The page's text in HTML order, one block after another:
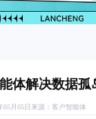
体解决数据孤
05月05日来源： 客户智能体